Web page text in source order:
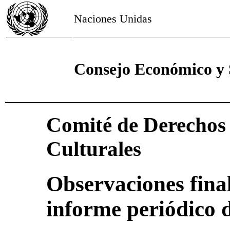
Naciones Unidas
Consejo Económico y
Comité de
Culturales
Observaciones
informe periódico